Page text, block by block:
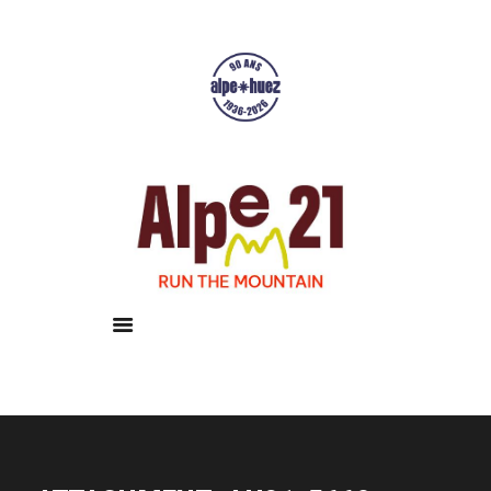
Résultats
Galerie
Infos pratiques